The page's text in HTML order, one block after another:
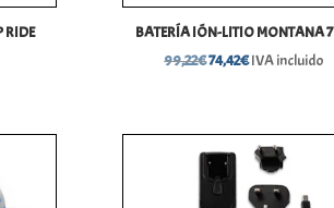
RIDE
BATERÍA IÓN-LITIO MONTANA
99,22€El
era:
99,22€.
74,42€El
es:
74,42€.
IVA incluido